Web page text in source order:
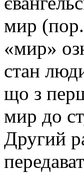
мир
«мир»
стан
що з
мир до
Другий